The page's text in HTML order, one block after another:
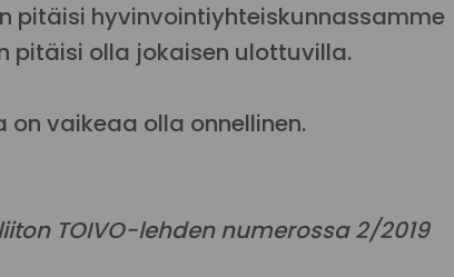
pitäisi hyvinvointiyhteiskunnassamme
pitäisi olla jokaisen ulottuvilla.
vaikeaa olla onnellinen.
TOIVO-lehden numerossa 2/2019